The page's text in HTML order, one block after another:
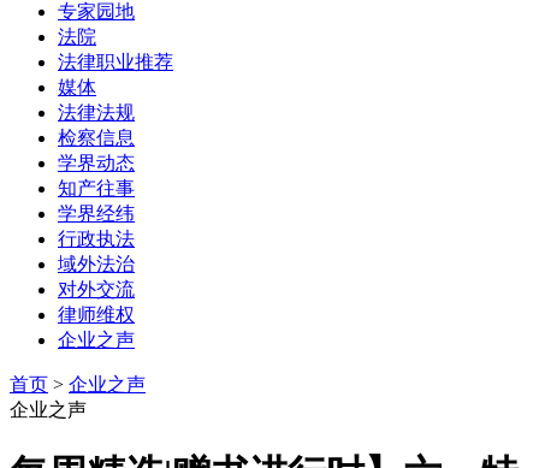
专家园地
法院
法律职业推荐
媒体
法律法规
检察信息
学界动态
知产往事
学界经纬
行政执法
域外法治
对外交流
律师维权
企业之声
首页 > 企业之声
企业之声